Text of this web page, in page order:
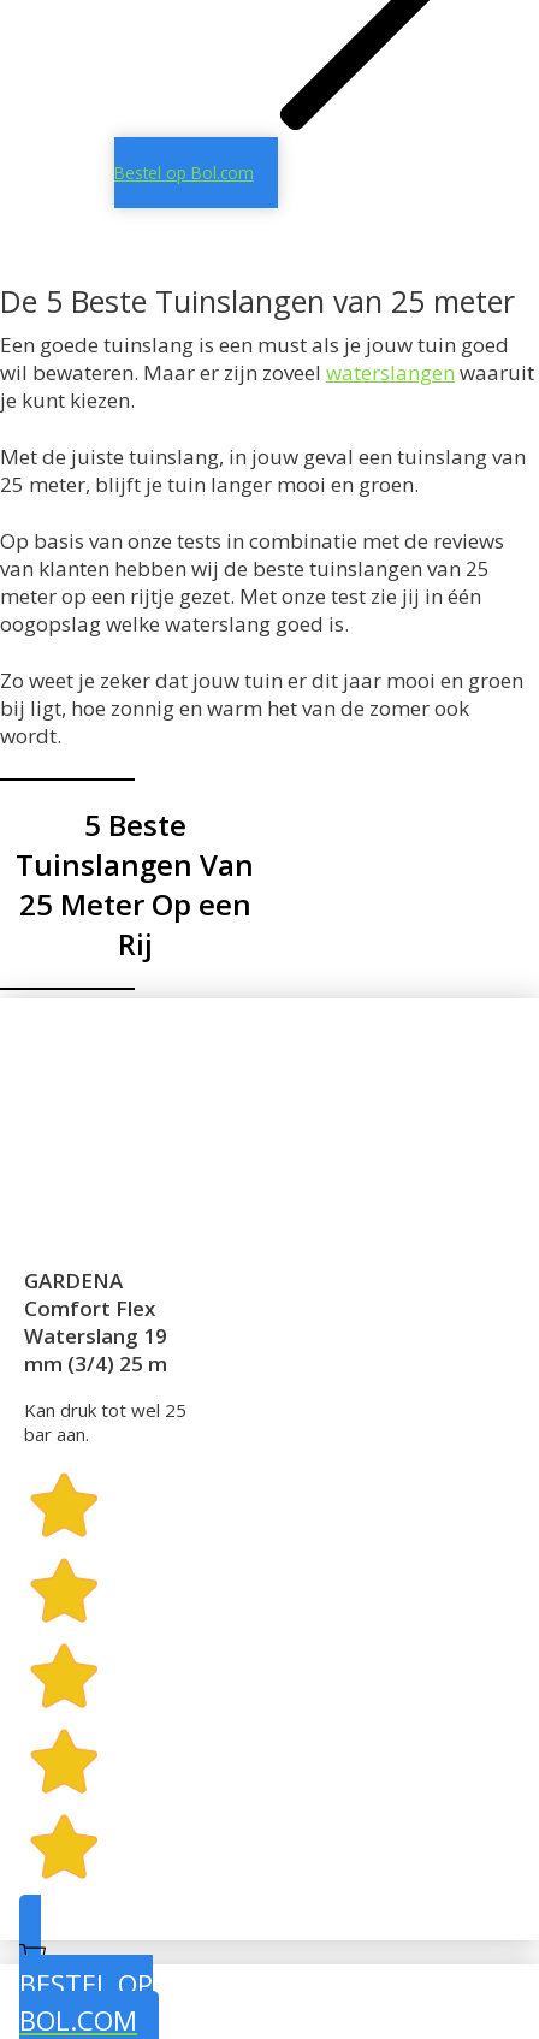
Bestel op Bol.com
De 5 Beste Tuinslangen van 25 meter
Een goede tuinslang is een must als je jouw tuin goed
wil bewateren. Maar er zijn zoveel waterslangen waaruit
je kunt kiezen.
Met de juiste tuinslang, in jouw geval een tuinslang van
25 meter, blijft je tuin langer mooi en groen.
Op basis van onze tests in combinatie met de reviews
van klanten hebben wij de beste tuinslangen van 25
meter op een rijtje gezet. Met onze test zie jij in één
oogopslag welke waterslang goed is.
Zo weet je zeker dat jouw tuin er dit jaar mooi en groen
bij ligt, hoe zonnig en warm het van de zomer ook
wordt.
5 Beste
Tuinslangen Van
25 Meter Op een
Rij
GARDENA
Comfort Flex
Waterslang 19
mm (3/4) 25 m
Kan druk tot wel 25
bar aan.
BESTEL OP
BOL.COM